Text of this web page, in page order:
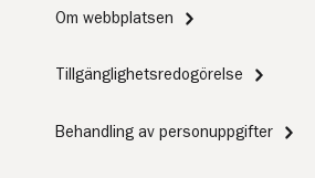
Om webbplatsen
Tillgänglighetsredogörelse
Behandling av personuppgifter